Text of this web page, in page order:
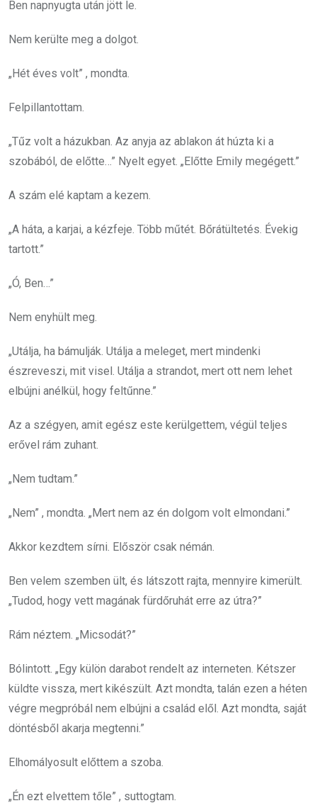
Ben napnyugta után jött le.
Nem kerülte meg a dolgot.
„Hét éves volt” , mondta.
Felpillantottam.
„Tűz volt a házukban. Az anyja az ablakon át húzta ki a
szobából, de előtte…” Nyelt egyet. „Előtte Emily megégett.”
A szám elé kaptam a kezem.
„A háta, a karjai, a kézfeje. Több műtét. Bőrátültetés. Évekig
tartott.”
„Ó, Ben…”
Nem enyhült meg.
„Utálja, ha bámulják. Utálja a meleget, mert mindenki
észreveszi, mit visel. Utálja a strandot, mert ott nem lehet
elbújni anélkül, hogy feltűnne.”
Az a szégyen, amit egész este kerülgettem, végül teljes
erővel rám zuhant.
„Nem tudtam.”
„Nem” , mondta. „Mert nem az én dolgom volt elmondani.”
Akkor kezdtem sírni. Először csak némán.
Ben velem szemben ült, és látszott rajta, mennyire kimerült.
„Tudod, hogy vett magának fürdőruhát erre az útra?”
Rám néztem. „Micsodát?”
Bólintott. „Egy külön darabot rendelt az interneten. Kétszer
küldte vissza, mert kikészült. Azt mondta, talán ezen a héten
végre megpróbál nem elbújni a család elől. Azt mondta, saját
döntésből akarja megtenni.”
Elhomályosult előttem a szoba.
„Én ezt elvettem tőle” , suttogtam.